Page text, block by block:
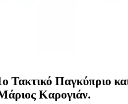
Τακτικό Παγκύπριο
Καρογιάν.